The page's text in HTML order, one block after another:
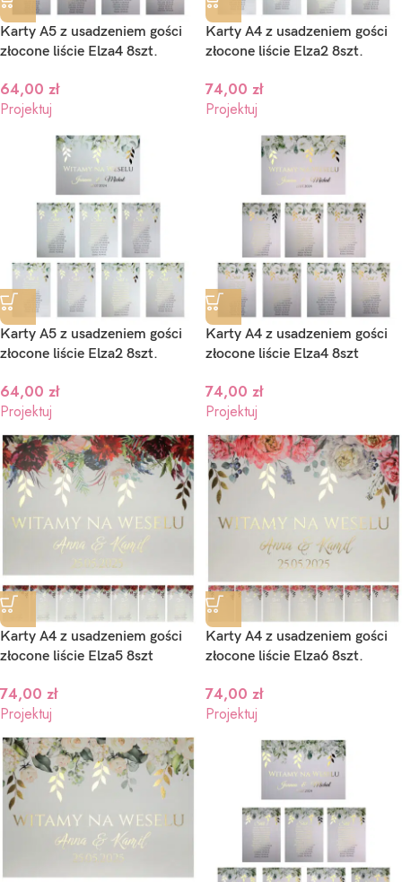
ślubne składane –
– ze złotym serduszkiem
Zaproszenia ślubne Brama
zdjęciem – Dafne
zł
Projektuj
Karty A5 z usadzeniem gości
złocone liście Elza4 8szt.
64,00 zł
Projektuj
Karty A4 z usadzeniem gości
złocone liście Elza2 8szt.
74,00 zł
Projektuj
Karty A5 z usadzeniem gości
złocone liście Elza2 8szt.
64,00 zł
Projektuj
Karty A4 z usadzeniem gości
złocone liście Elza4 8szt
74,00 zł
Projektuj
Karty A4 z usadzeniem gości
złocone liście Elza5 8szt
74,00 zł
Projektuj
Karty A4 z usadzeniem gości
złocone liście Elza6 8szt.
74,00 zł
Projektuj